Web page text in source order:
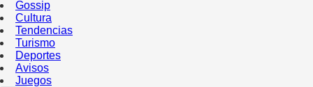
Gossip
Cultura
Tendencias
Turismo
Deportes
Avisos
Juegos